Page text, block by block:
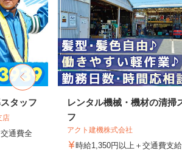
タッフ
店
通費全
レンタル機械・機材の清掃
フ
アクト建機株式会社
時給1,350円以上＋交通費支給